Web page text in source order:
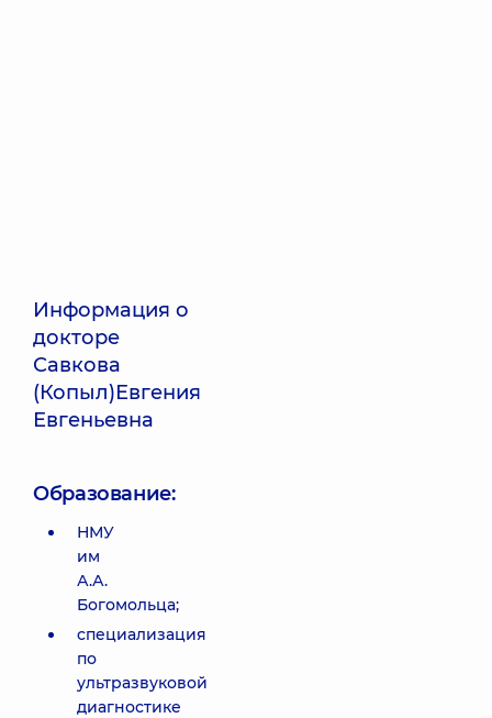
Информация о
докторе
Савкова
(Копыл)Евгения
Евгеньевна
Образование:
НМУ
им
А.А.
Богомольца;
специализация
по
ультразвуковой
диагностике